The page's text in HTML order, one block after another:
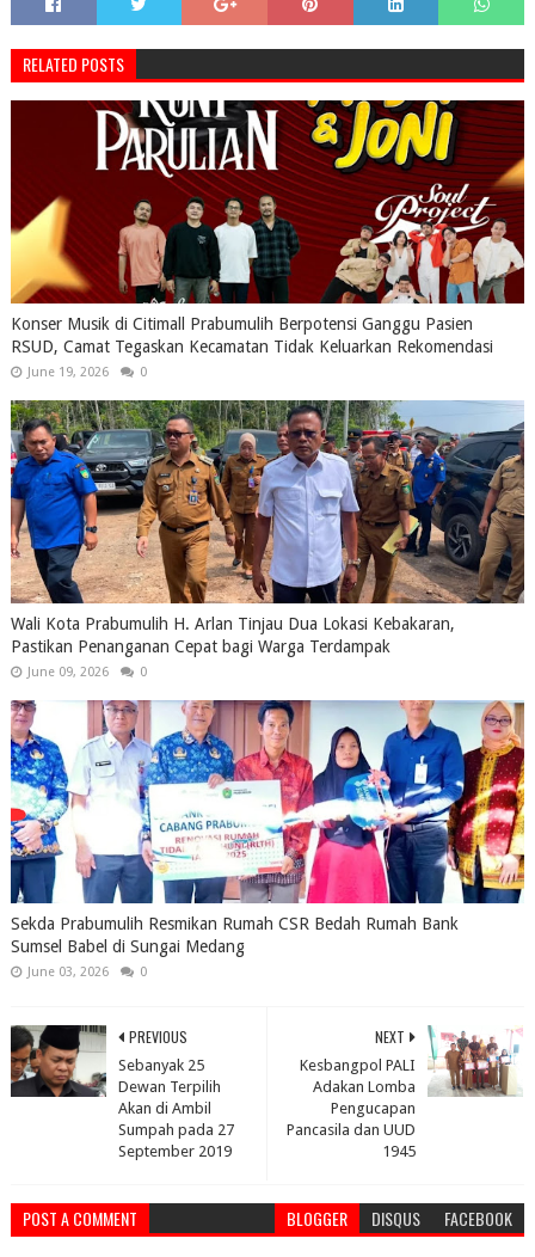
RELATED POSTS
Konser Musik di Citimall Prabumulih Berpotensi Ganggu Pasien
RSUD, Camat Tegaskan Kecamatan Tidak Keluarkan Rekomendasi
June 19, 2026 0
Wali Kota Prabumulih H. Arlan Tinjau Dua Lokasi Kebakaran,
Pastikan Penanganan Cepat bagi Warga Terdampak
June 09, 2026 0
Sekda Prabumulih Resmikan Rumah CSR Bedah Rumah Bank
Sumsel Babel di Sungai Medang
June 03, 2026 0
NEXT
Kesbangpol PALI
Adakan Lomba
Pengucapan
Pancasila dan UUD
1945
PREVIOUS
Sebanyak 25
Dewan Terpilih
Akan di Ambil
Sumpah pada 27
September 2019
POST A COMMENT BLOGGER DISQUS FACEBOOK